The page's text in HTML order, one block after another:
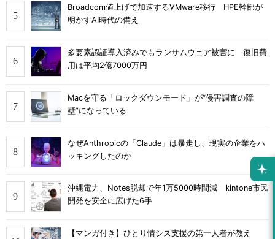
Broadcom値上げで加速するVMware移行 HPE幹部が
明かすAI時代の備え
多要素認証導入済みでもランサムウェア被害に 復旧費
用は平均2億7000万円
Macを守る「ロックダウンモード」が“侵害調査の障
壁”になっている
なぜAnthropicの「Claude」は暴走し、現実の企業をハ
ッキングしたのか
沖縄電力、Notes脱却で年1万5000時間減 kintone市民
開発を安全に広げた6手
【マンガ付き】ひとり情シス支援の第一人者が教え